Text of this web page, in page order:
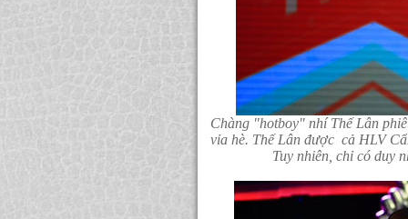
Chàng "hotboy" nhí Thế Lân
vỉa hè. Thế Lân được cả HLV
Tuy nhiên, chỉ có duy